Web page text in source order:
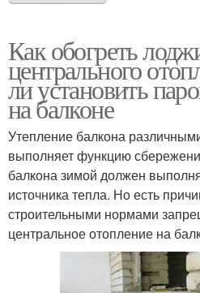
Как обогреть
центрального
ли установить
на балконе
Утепление балкона
выполняет функцию
балкона зимой должен
источника тепла. Но есть
строительными нормами
центральное отопление на